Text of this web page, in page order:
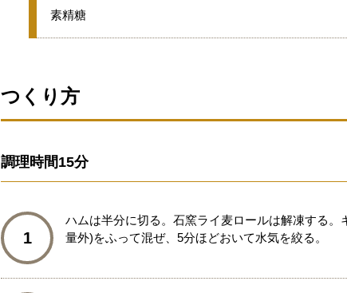
★
素精糖
つくり方
調理時間15分
1
ハムは半分に切る。石窯ライ麦ロールは解凍する
量外)をふって混ぜ、5分ほどおいて水気を絞る。